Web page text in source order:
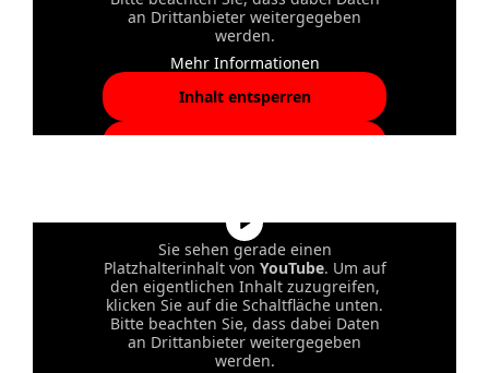
an Drittanbieter weitergegeben
werden.
Mehr Informationen
Inhalt entsperren
Sie sehen gerade einen
Platzhalterinhalt von YouTube. Um auf
den eigentlichen Inhalt zuzugreifen,
klicken Sie auf die Schaltfläche unten.
Bitte beachten Sie, dass dabei Daten
an Drittanbieter weitergegeben
werden.